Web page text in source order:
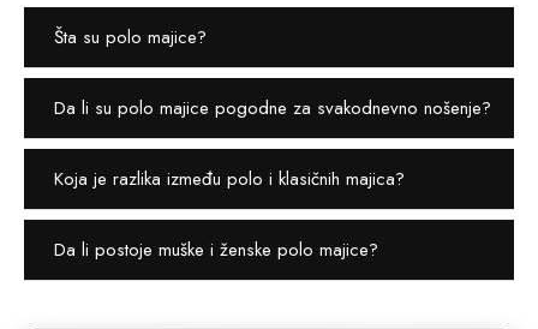
Šta su polo majice?
Da li su polo majice pogodne za svakodnevno nošenje?
Koja je razlika između polo i klasičnih majica?
Da li postoje muške i ženske polo majice?